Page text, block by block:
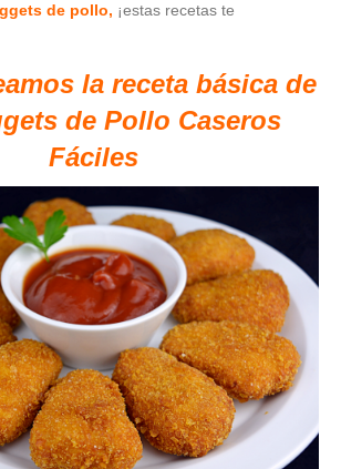
de pollo, ¡estas recetas te
la receta básica de
de Pollo Caseros
Fáciles